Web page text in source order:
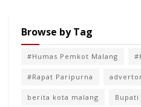
Browse by Tag
#Humas Pemkot Malang
#Rapat Paripurna
berita kota malang Bupati